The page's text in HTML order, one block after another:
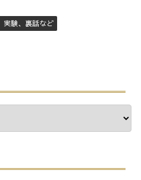
実験、裏話など